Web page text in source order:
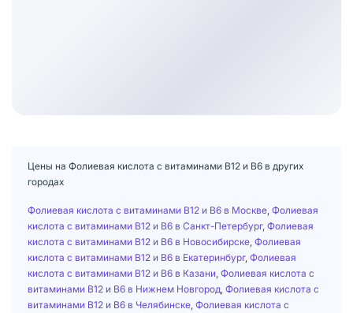
Цены на Фолиевая кислота с витаминами В12 и В6 в других
городах
Фолиевая кислота с витаминами В12 и В6 в Москве Фолиевая
кислота с витаминами В12 и В6 в Санкт-Петербург, Фолиевая
кислота с витаминами В12 и В6 в Новосибирске Фолиевая
кислота с витаминами В12 и В6 в Екатеринбург, Фолиевая
кислота с витаминами В12 и В6 в Казани Фолиевая кислота с
витаминами В12 и В6 в Нижнем Новгород Фолиевая кислота с
витаминами В12 и В6 в Челябинске Фолиевая кислота с